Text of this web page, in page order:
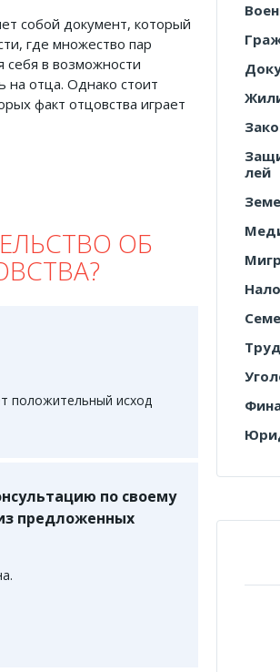
собой документ, который
где множество пар
себя в возможности
на отца. Однако стоит
факт отцовства играет
ОБ
положительный исход
по своему
предложенных
лей